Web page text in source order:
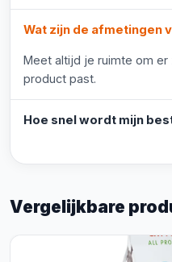
Wat zijn de afmetingen
Meet altijd je ruimte om
product past.
Hoe snel wordt mijn
Vergelijkbare